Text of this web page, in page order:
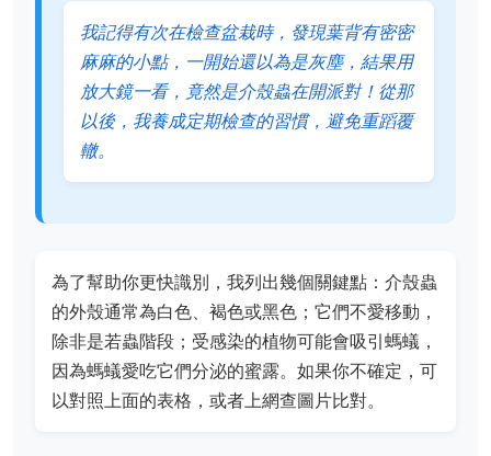
我記得有次在檢查盆栽時，發現葉背有密密
麻麻的小點，一開始還以為是灰塵，結果用
放大鏡一看，竟然是介殼蟲在開派對！從那
以後，我養成定期檢查的習慣，避免重蹈覆
轍。
為了幫助你更快識別，我列出幾個關鍵點：介殼蟲
的外殼通常為白色、褐色或黑色；它們不愛移動，
除非是若蟲階段；受感染的植物可能會吸引螞蟻，
因為螞蟻愛吃它們分泌的蜜露。如果你不確定，可
以對照上面的表格，或者上網查圖片比對。